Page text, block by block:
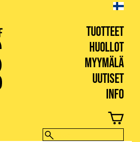
TUOTTEET
HUOLLOT
MYYMÄLÄ
UUTISET
INFO